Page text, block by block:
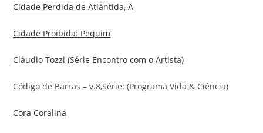
Cidade Perdida de Atlântida, A
Cidade Proibida: Pequim
Cláudio Tozzi (Série Encontro com o Artista)
Código de Barras – v.8,Série: (Programa Vida & Ciência)
Cora Coralina